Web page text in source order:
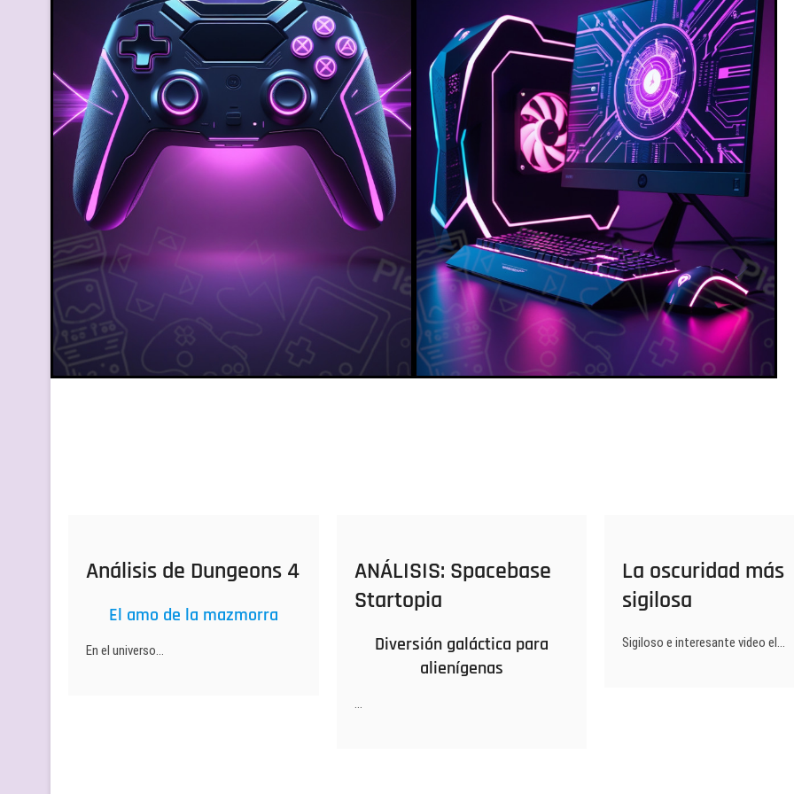
Análisis de Dungeons 4
El amo de la mazmorra
En el universo…
ANÁLISIS: Spacebase
Startopia
Diversión galáctica para
alienígenas
…
La oscuridad más
sigilosa
Sigiloso e interesante video el…